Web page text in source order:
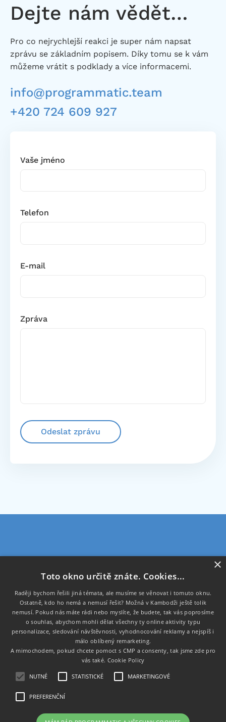
Dejte nám vědět…
Pro co nejrychlejší reakci je super nám napsat
zprávu se základním popisem. Díky tomu se k vám
můžeme vrátit s podklady a více informacemi.
info@programmatic.team
+420 724 609 927
Vaše jméno
Telefon
E-mail
Zpráva
Programmatic s.r.o.
108 00 Praha
IČ: 02016371
DIČ: CZ02016371
Důležité podstránky:
Úvod
Ochrana osobních údajů
O nás
×
Toto okno určitě znáte. Cookies...
Raději bychom řešili jiná témata, ale musíme se věnovat i tomuto oknu.
Ostatně, kdo ho nemá a nemusí řešit? Možná v Kambodži ještě tolik
nemusí. Pokud nás máte rádi nebo myslíte, že budete, tak vás poprosíme
o souhlas, abychom mohli dělat všechny ty online aktivity typu
personalizace, sledování návštěvnosti, vyhodnocování reklamy a nejspíš i
málo oblíbený remarketing.
A mimochodem, pokud chcete pomoct s CMP a consenty, tak jsme zde pro
vás také. Cookie Policy
NUTNÉ STATISTICKÉ MARKETINGOVÉ
PREFERENČNÍ